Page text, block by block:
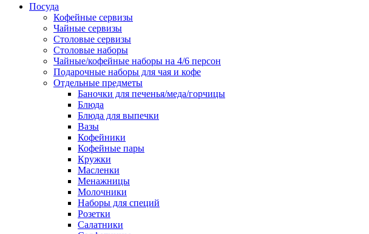
Посуда
Кофейные сервизы
Чайные сервизы
Столовые сервизы
Столовые наборы
Чайные/кофейные наборы на 4/6 персон
Подарочные наборы для чая и кофе
Отдельные предметы
Баночки для печенья/меда/горчицы
Блюда
Блюда для выпечки
Вазы
Кофейники
Кофейные пары
Кружки
Масленки
Менажницы
Молочники
Наборы для специй
Розетки
Салатники